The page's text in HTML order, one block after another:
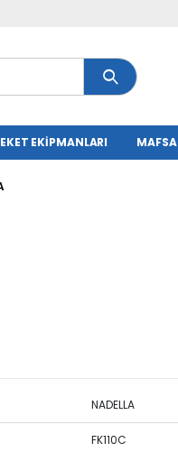
EKIPMANLARI
NADELLA
FK110C